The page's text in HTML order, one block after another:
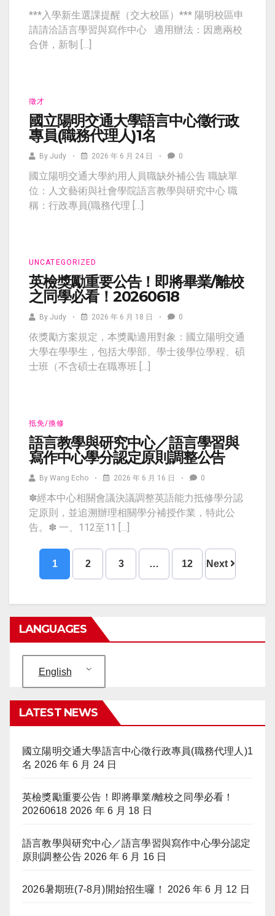
***入學新生選課提醒（交大校區）*** 陽明校區申
請請洽語言學習與寫作中心 適用辦法：因應兩校
合併，新制 […]
徵才
國立陽明交通大學語言中心徵行政
專員(職務代理人)1名
By Judy 2026 年 6 月 24 日 0
國立陽明交通大學約用人員職缺外補公告 職缺單
位：人文藝術與社會學院語言教學與研究中心 職
稱：行政專員(職務代理 […]
UNCATEGORIZED
英檢獎勵重要公告！即將畢業/離校
之同學必看！20260618
By Judy 2026 年 6 月 18 日 0
依獎勵方案規定，本獎勵適用對象：國立陽明交通
大學在學學生，包括大學部、學士後學位學程、碩
士班（不含碩士在職專班 […]
抵免/換修
語言教學與研究中心／語言學習與
寫作中心學分認定原則調整公告
By Wang Echo 2026 年 6 月 16 日 0
✽經本中心相關會議決議調整英語能力抵修學分認
定原則，並追溯辦理相關學分補授作業，特此公
告。✽ 一、112至11 […]
1 2 3 … 12 Next
LANGUAGES
English
LATEST NEWS
國立陽明交通大學語言中心徵行政專員(職務代理人)1
名 2026 年 6 月 24 日
英檢獎勵重要公告！即將畢業/離校之同學必看！
20260618 2026 年 6 月 18 日
語言教學與研究中心／語言學習與寫作中心學分認定
原則調整公告 2026 年 6 月 16 日
2026暑期班(7-8月)開始招生囉！ 2026 年 6 月 12 日